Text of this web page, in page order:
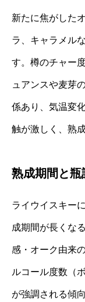
新たに焦がした
ラ、キャラメル
す。樽のチャー
ュアンスや麦芽
係あり、気温変
触が激しく、熟
熟成期間と
ライウイスキー
成期間が長くな
感・オーク由来
ルコール度数（
が強調される傾